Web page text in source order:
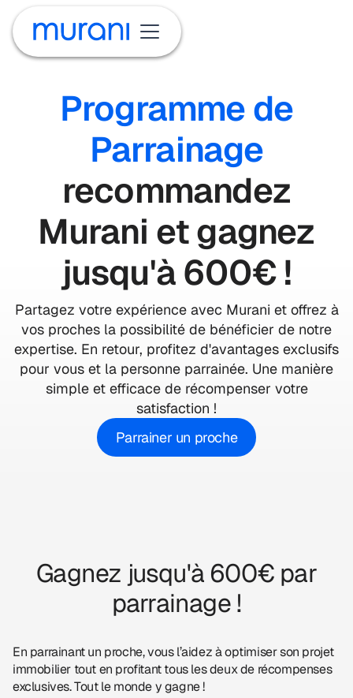
Programme de
Parrainage
recommandez
Murani et gagnez
jusqu'à600€!
Partagez votre expérience avec Murani et offrez à
vos proches la possibilité de bénéficier de notre
expertise. En retour, profitez d'avantages exclusifs
pour vous et la personne parrainée. Une manière
simple et efficace de récompenser votre
satisfaction !
Parrainer un proche
Gagnez jusqu'à 600€ par
parrainage !
En parrainant un proche, vous l’aidez à optimiser son projet
immobilier tout en profitant tous les deux de récompenses
exclusives. Tout le monde y gagne !